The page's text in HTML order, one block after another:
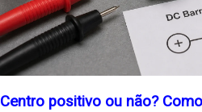
Centro positivo ou não?